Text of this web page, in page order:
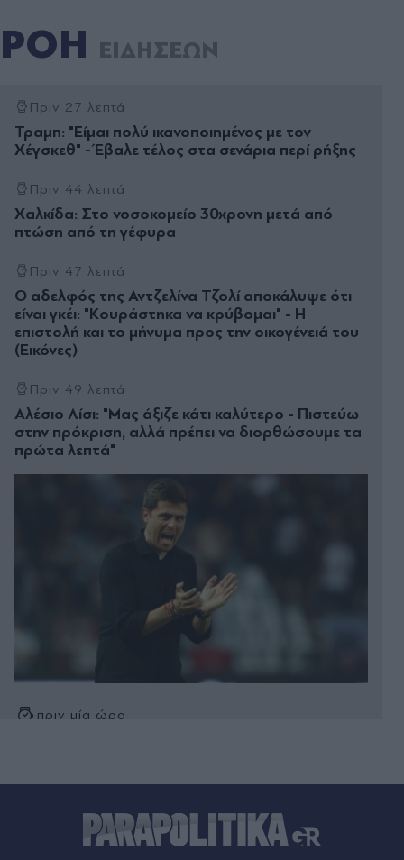
ΡΟΗ ΕΙΔΗΣΕΩΝ
Πριν 27 λεπτά
Τραμπ: "Είμαι πολύ ικανοποιημένος με τον
Χέγσκεθ" - Έβαλε τέλος στα σενάρια περί ρήξης
Πριν 44 λεπτά
Χαλκίδα: Στο νοσοκομείο 30χρονη μετά από
πτώση από τη γέφυρα
Πριν 47 λεπτά
Ο αδελφός της Αντζελίνα Τζολί αποκάλυψε ότι
είναι γκέι: "Κουράστηκα να κρύβομαι" - Η
επιστολή και το μήνυμα προς την οικογένειά του
(Εικόνες)
Πριν 49 λεπτά
Αλέσιο Λίσι: "Μας άξιζε κάτι καλύτερο - Πιστεύω
στην πρόκριση, αλλά πρέπει να διορθώσουμε τα
πρώτα λεπτά"
πριν μία ώρα
Γαλλία: Απάντησε η πρόεδρος των Οικολόγων
στον Έλον Μασκ, που την κατηγόρησε για εθνική